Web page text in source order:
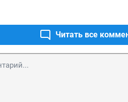
Читать все